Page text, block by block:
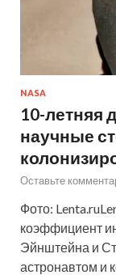
NASA
10-летняя
научные
Оставьте
Фото:
коэффициент
Эйнштейна и
астронавтом и